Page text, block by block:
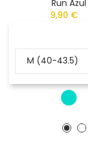
Run Azul
9,90 €